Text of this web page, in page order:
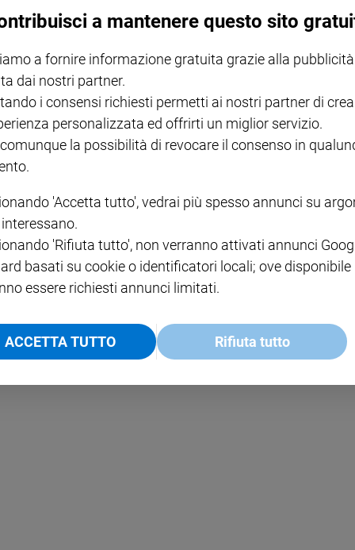
COLLANA ARSENIO LUPIN
€ 18,50
ENCICLICA PAPALE
QUID+ ALLENIAMO
€ 27,50
NOTE LEGALI
PRIVACY POLICY
INFORMATIVA
a mantenere questo sito
a fornire informazione gratuita grazie alla pubblicità
dai nostri partner.
i consensi richiesti permetti ai nostri partner di
personalizzata ed offrirti un miglior servizio.
la possibilità di revocare il consenso in
'Accetta tutto', vedrai più spesso annunci su
'Rifiuta tutto', non verranno attivati annunci
basati su cookie o identificatori locali; ove disponibile
essere richiesti annunci limitati.
ACCETTA TUTTO Rifiuta tutto